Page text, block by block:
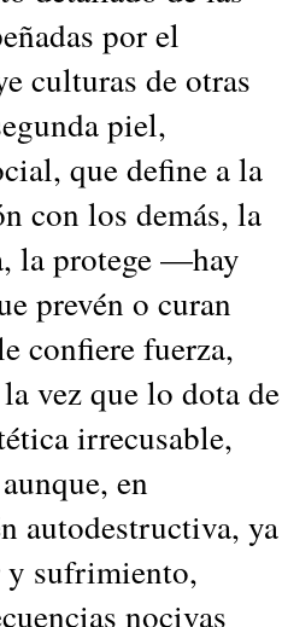
por el
culturas de otras
piel,
que define a la
con los demás, la
la protege —hay
prevén o curan
confiere fuerza,
vez que lo dota de
irrecusable,
en
autodestructiva, ya
sufrimiento,
nocivas